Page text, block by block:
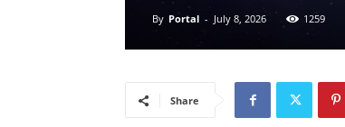
By Portal - July 8, 2026 1259
Share